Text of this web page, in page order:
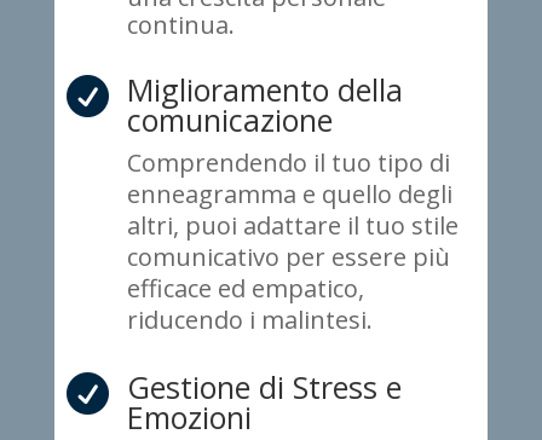
continua.
 Miglioramento della
comunicazione
Comprendendo il tuo tipo di
enneagramma e quello degli
altri, puoi adattare il tuo stile
comunicativo per essere più
efficace ed empatico,
riducendo i malintesi.
 Gestione di Stress e
Emozioni